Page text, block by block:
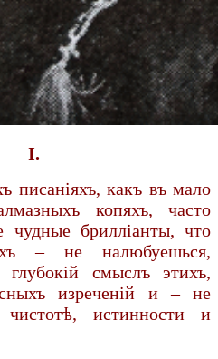
I.
писаніяхъ, какъ въ мало
копяхъ, часто
чудные брилліанты, что
– не налюбуешься,
смыслъ этихъ,
изре­ченій и – не
истинности и